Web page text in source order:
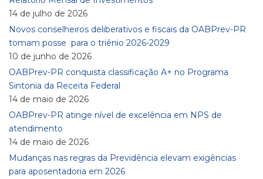
14 de julho de 2026
Novos conselheiros deliberativos e fiscais da OABPrev-PR
tomam posse para o triênio 2026-2029
10 de junho de 2026
OABPrev-PR conquista classificação A+ no Programa
Sintonia da Receita Federal
14 de maio de 2026
OABPrev-PR atinge nível de excelência em NPS de
atendimento
14 de maio de 2026
Mudanças nas regras da Previdência elevam exigências
para aposentadoria em 2026